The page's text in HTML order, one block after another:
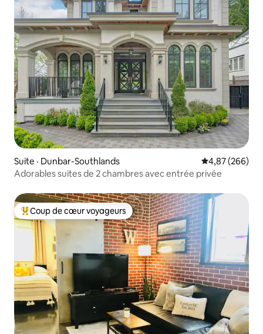
Suite · Dunbar-Southlands Note
4,87 (266)
Adorables suites de 2 chambres avec entrée privée
Coup de cœur voyageurs parmi les plus aimés
Coup de cœur voyageurs